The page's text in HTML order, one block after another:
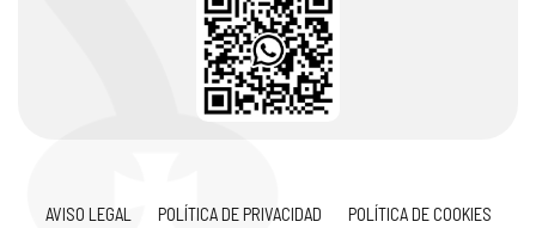
AVISO LEGAL POLÍTICA DE PRIVACIDAD POLÍTICA DE COOKIES